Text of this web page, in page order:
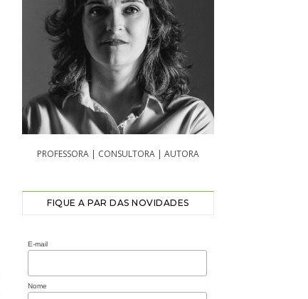
PROFESSORA | CONSULTORA | AUTORA
FIQUE A PAR DAS NOVIDADES
E-mail
Nome